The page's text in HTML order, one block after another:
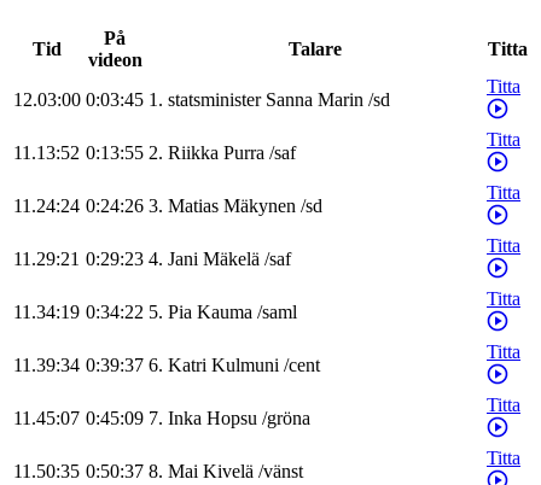
Tid
På
videon
Talare Titta
12.03:00 0:03:45 1. statsminister Sanna Marin /sd
Titta
11.13:52 0:13:55 2. Riikka Purra /saf
Titta
11.24:24 0:24:26 3. Matias Mäkynen /sd
Titta
11.29:21 0:29:23 4. Jani Mäkelä /saf
Titta
11.34:19 0:34:22 5. Pia Kauma /saml
Titta
11.39:34 0:39:37 6. Katri Kulmuni /cent
Titta
11.45:07 0:45:09 7. Inka Hopsu /gröna
Titta
11.50:35 0:50:37 8. Mai Kivelä /vänst
Titta